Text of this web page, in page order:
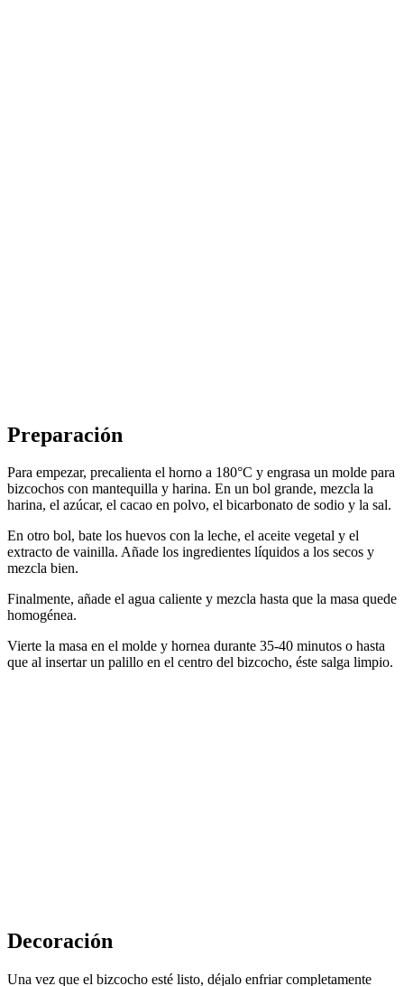
Preparación
Para empezar, precalienta el horno a 180°C y engrasa un molde para
bizcochos con mantequilla y harina. En un bol grande, mezcla la
harina, el azúcar, el cacao en polvo, el bicarbonato de sodio y la sal.
En otro bol, bate los huevos con la leche, el aceite vegetal y el
extracto de vainilla. Añade los ingredientes líquidos a los secos y
mezcla bien.
Finalmente, añade el agua caliente y mezcla hasta que la masa quede
homogénea.
Vierte la masa en el molde y hornea durante 35-40 minutos o hasta
que al insertar un palillo en el centro del bizcocho, éste salga limpio.
Decoración
Una vez que el bizcocho esté listo, déjalo enfriar completamente